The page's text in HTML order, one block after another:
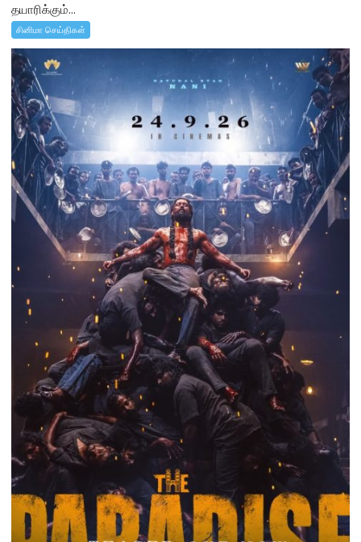
தயாரிக்கும்...
சினிமா செய்திகள்